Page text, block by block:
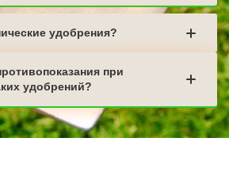
удобрения?
при
удобрений?